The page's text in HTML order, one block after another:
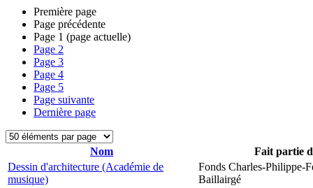
Première page
Page précédente
Page 1 (page actuelle)
Page 2
Page 3
Page 4
Page 5
Page suivante
Dernière page
Nom
Fait partie
Dessin d'architecture (Académie de
musique)
Fonds Charles-Philippe-
Baillairgé